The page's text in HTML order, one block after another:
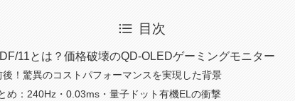
目次
11とは？価格破壊のQD-OLEDゲーミングモニター
後！驚異のコストパフォーマンスを実現した背景
め：240Hz・0.03ms・量子ドット有機ELの衝撃